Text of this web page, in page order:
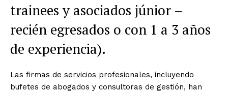
trainees y asociados júnior –
recién egresados o con 1 a 3 años
de experiencia).
Las firmas de servicios profesionales, incluyendo
bufetes de abogados y consultoras de gestión, han